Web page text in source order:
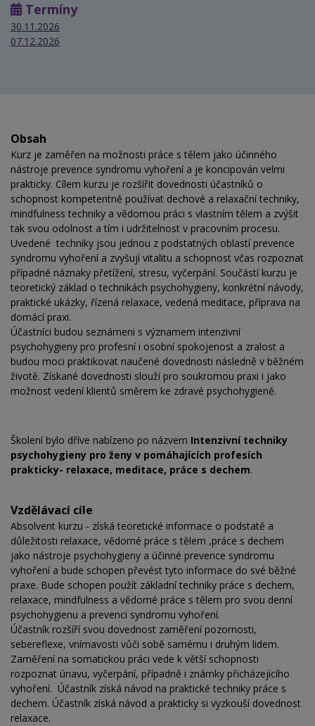
Termíny
30.11.2026
07.12.2026
Obsah
Kurz je zaměřen na možnosti práce s tělem jako účinného
nástroje prevence syndromu vyhoření a je koncipován velmi
prakticky. Cílem kurzu je rozšířit dovednosti účastníků o
schopnost kompetentně používat dechové a relaxační techniky,
mindfulness techniky a vědomou práci s vlastním tělem a zvýšit
tak svou odolnost a tím i udržitelnost v pracovním procesu.
Uvedené techniky jsou jednou z podstatných oblastí prevence
syndromu vyhoření a zvyšují vitalitu a schopnost včas rozpoznat
případné náznaky přetížení, stresu, vyčerpání. Součástí kurzu je
teoretický základ o technikách psychohygieny, konkrétní návody,
praktické ukázky, řízená relaxace, vedená meditace, příprava na
domácí praxi.
Účastníci budou seznámeni s významem intenzivní
psychohygieny pro profesní i osobní spokojenost a zralost a
budou moci praktikovat naučené dovednosti následně v běžném
životě. Získané dovednosti slouží pro soukromou praxi i jako
možnost vedení klientů směrem ke zdravé psychohygieně.
Školení bylo dříve nabízeno po názvem Intenzivní techniky
psychohygieny pro ženy v pomáhajících profesích
prakticky- relaxace, meditace, práce s dechem.
Vzdělávací cíle
Absolvent kurzu - získá teoretické informace o podstatě a
důležitosti relaxace, vědomé práce s tělem ,práce s dechem
jako nástroje psychohygieny a účinné prevence syndromu
vyhoření a bude schopen převést tyto informace do své běžné
praxe. Bude schopen použít základní techniky práce s dechem,
relaxace, mindfulness a vědomé práce s tělem pro svou denní
psychohygienu a prevenci syndromu vyhoření.
Účastník rozšíří svou dovednost zaměření pozornosti,
sebereflexe, vnímavosti vůči sobě samému i druhým lidem.
Zaměření na somatickou práci vede k větší schopnosti
rozpoznat únavu, vyčerpání, případně i známky přicházejícího
vyhoření. Účastník získá návod na praktické techniky práce s
dechem. Účastník získá návod a prakticky si vyzkouší dovednost
relaxace.